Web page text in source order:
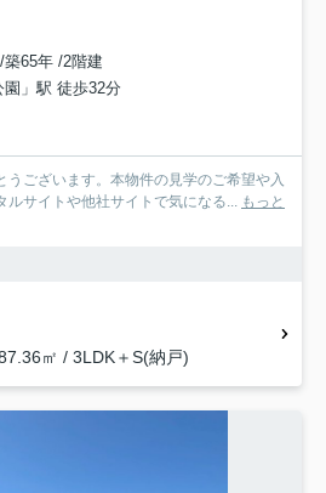
65年 /2階建
」駅 徒歩32分
うございます。本物件の見学のご希望や入
ルサイトや他社サイトで気になる... もっと
㎡ / 3LDK＋S(納戸)